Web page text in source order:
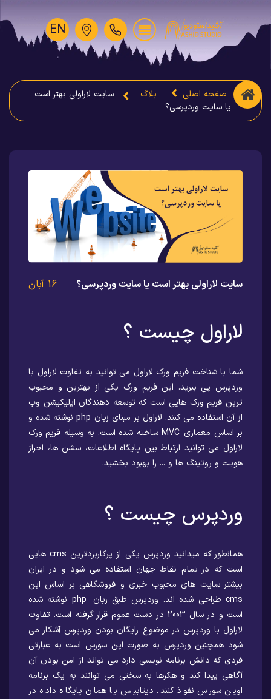
EN
صفحه اصلی بلاگ
سایت لاراولی بهتر است
یا سایت وردپرسی؟
سایت لاراولی بهتر است یا سایت وردپرسی؟ 16 آبان
لاراول چیست ؟
شما با شناخت فریم ورک لاراول می توانید به تفاوت لاراول با
وردپرس پی ببرید. این فریم ورک یکی از بهترین و محبوب
ترین فریم ورک هایی است که توسعه دهندگان اپلیکیشن وب
از آن استفاده می کنند. لاراول بر مبنای زبان php نوشته شده و
بر اساس معماری MVC ساخته شده است. به وسیله فریم ورک
لاراول می توانید ارتباط بین پایگاه اطلاعات، سشن ها، احراز
هویت و روتینگ ها و ... را بهبود بخشید.
وردپرس چیست ؟
همانطور که میدانید وردپرس یکی از پرکاربردترین cms هایی
است که در تمام نقاط جهان استفاده می شود و در ایران
بیشتر سایت های محبوب خبری و فروشگاهی بر اساس این
cms طراحی شده اند. وردپرس طبق زبان php نوشته شده
است و در سال 2003 در دست عموم قرار گرفته است. تفاوت
لاراول با وردپرس در موضوع رایگان بودن وردپرس آشکار می
شود همچنین وردپرس به صورت اپن سورس است به عبارتی
فردی که دانش برنامه نویسی دارد می تواند از امن بودن آن
آگاهی پیدا کند و هکرها به سختی می توانند به یک برنامه
اوپن سورس نفوذ کنند. دیتابیس یا همان پایگاه داده در